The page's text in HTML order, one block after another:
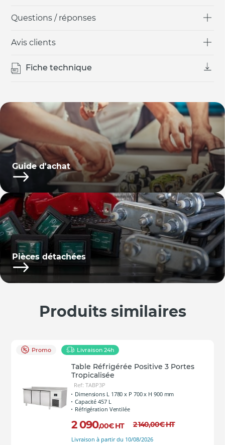
Questions / réponses
Avis clients
Fiche technique
Guide d'achat
Pièces détachées
Produits similaires
Promo Livraison 24h
Table Réfrigérée Positive 3 Portes
Tropicalisée
Ref: TABP3P
Dimensions L 1780 x P 700 x H 900 mm
Capacité 457 L
Réfrigération Ventilée
2 090,00€ HT 2 140,00€HT
Livraison à partir du 10/08/2026